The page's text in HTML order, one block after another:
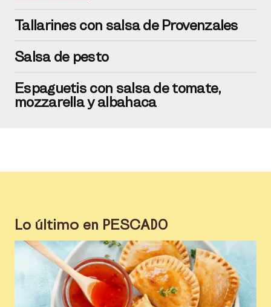
Tallarines con salsa de Provenzales
Salsa de pesto
Espaguetis con salsa de tomate,
mozzarella y albahaca
Lo último en PESCADO